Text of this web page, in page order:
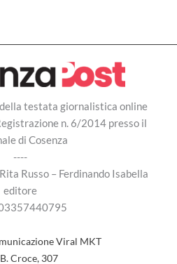
testata giornalistica online
n. 6/2014 presso il
di Cosenza
----
Russo – Ferdinando Isabella
editore
Viral MKT
Croce, 307